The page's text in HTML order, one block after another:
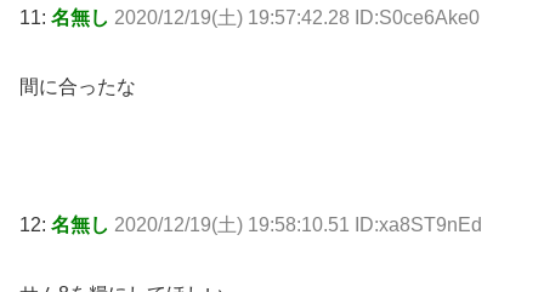
11: 名無し 2020/12/19(土) 19:57:42.28 ID:S0ce6Ake0
間に合ったな
12: 名無し 2020/12/19(土) 19:58:10.51 ID:xa8ST9nEd